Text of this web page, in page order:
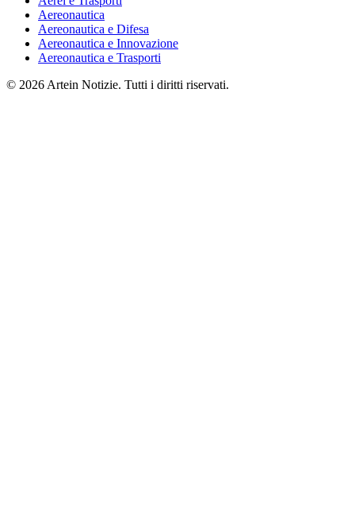
Aereonautica
Aereonautica e Difesa
Aereonautica e Innovazione
Aereonautica e Trasporti
© 2026 Artein Notizie. Tutti i diritti riservati.